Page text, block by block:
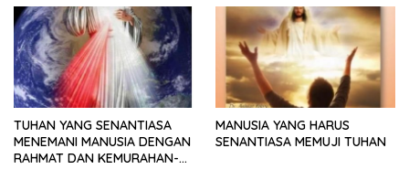
TUHAN YANG SENANTIASA
MENEMANI MANUSIA DENGAN
RAHMAT DAN KEMURAHAN-
MANUSIA YANG HARUS
SENANTIASA MEMUJI TUHAN